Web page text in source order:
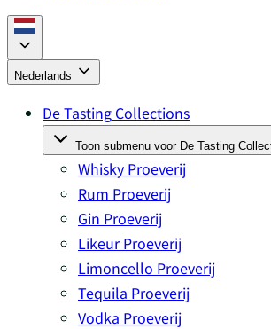
Nederlands
De Tasting Collections
Toon submenu voor De Tasting
Whisky Proeverij
Rum Proeverij
Gin Proeverij
Likeur Proeverij
Limoncello Proeverij
Tequila Proeverij
Vodka Proeverij